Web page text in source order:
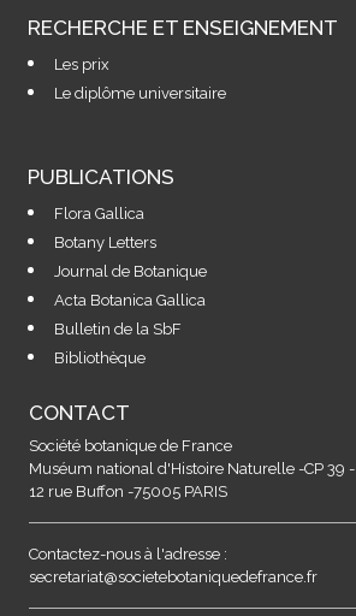
RECHERCHE ET ENSEIGNEMENT
Les prix
Le diplôme universitaire
PUBLICATIONS
Flora Gallica
Botany Letters
Journal de Botanique
Acta Botanica Gallica
Bulletin de la SbF
Bibliothèque
CONTACT
Société botanique de France
Muséum national d'Histoire Naturelle -CP 39 -
12 rue Buffon -75005 PARIS
Contactez-nous à l'adresse :
secretariat@societebotaniquedefrance.fr